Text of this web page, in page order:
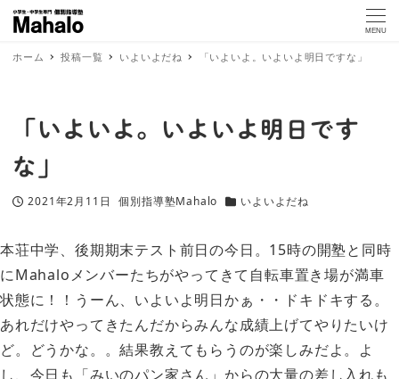
MENU
ホーム 投稿一覧 いよいよだね 「いよいよ。いよいよ明日ですな」
「いよいよ。いよいよ明日です
な」
投稿日
2021年2月11日
著
個別指導塾Mahalo
カテゴリー
いよいよだね
本荘中学、後期期末テスト前日の今日。15時の開塾と同時
にMahaloメンバーたちがやってきて自転車置き場が満車
状態に！！うーん、いよいよ明日かぁ・・ドキドキする。
あれだけやってきたんだからみんな成績上げてやりたいけ
ど。どうかな。。結果教えてもらうのが楽しみだよ。よ
し、今日も「みいのパン家さん」からの大量の差し入れも